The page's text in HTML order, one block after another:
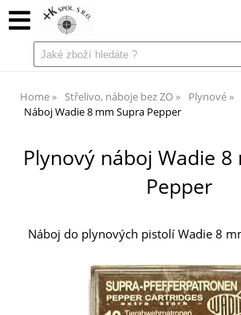
Home Střelivo, náboje bez ZO
Plynové
Náboj Wadie 8 mm Supra Pepper
Plynový náboj Wadie 8
Pepper
Náboj do plynových pistolí Wadie 8